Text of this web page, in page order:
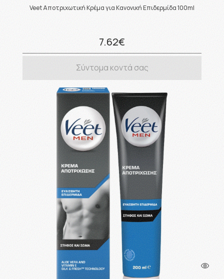
Veet Αποτριχωτική Κρέμα για Κανονική Επιδερμίδα 100ml
7.62€
Σύντομα κοντά σας